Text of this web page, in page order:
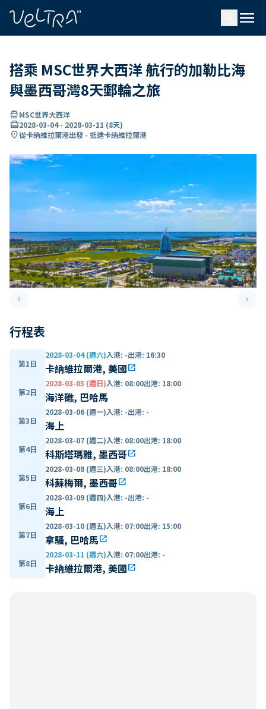
menu
搭乘 MSC世界大西洋 航行的加勒比海
與墨西哥灣8天郵輪之旅
directions_boatMSC世界大西洋
card_travel2028-03-04- 2028-03-11 (8天)
location_on從卡納維拉爾港出發 - 抵達卡納維拉爾港
keyboard_arrow_leftPrevious slide keyboard_arrow_right
行程表
第1日
2028-03-04 (週六)入港: -出港: 16:30
卡納維拉爾港, 美國open_in_new
第2日
2028-03-05 (週日)入港: 08:00出港: 18:00
海洋礁, 巴哈馬
第3日
2028-03-06 (週一)入港: -出港: -
海上
第4日
2028-03-07 (週二)入港: 08:00出港: 18:00
科斯塔瑪雅, 墨西哥open_in_new
第5日
2028-03-08 (週三)入港: 08:00出港: 18:00
科蘇梅爾, 墨西哥open_in_new
第6日
2028-03-09 (週四)入港: -出港: -
海上
第7日
2028-03-10 (週五)入港: 07:00出港: 15:00
拿騷, 巴哈馬open_in_new
第8日
2028-03-11 (週六)入港: 07:00出港: -
卡納維拉爾港, 美國open_in_new